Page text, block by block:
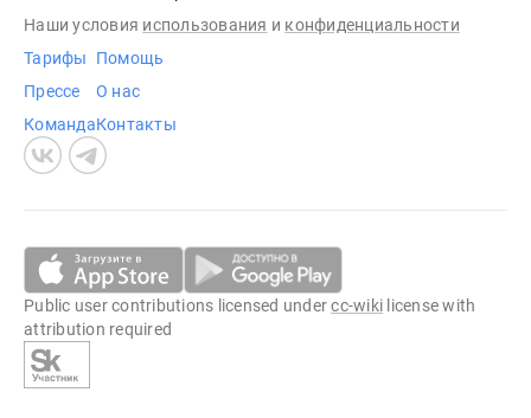
Наши условия использования и конфиденциальности
Тарифы
Прессе
Команда
Помощь
О нас
Контакты
Public user contributions licensed undercc-wiki license with
attribution required